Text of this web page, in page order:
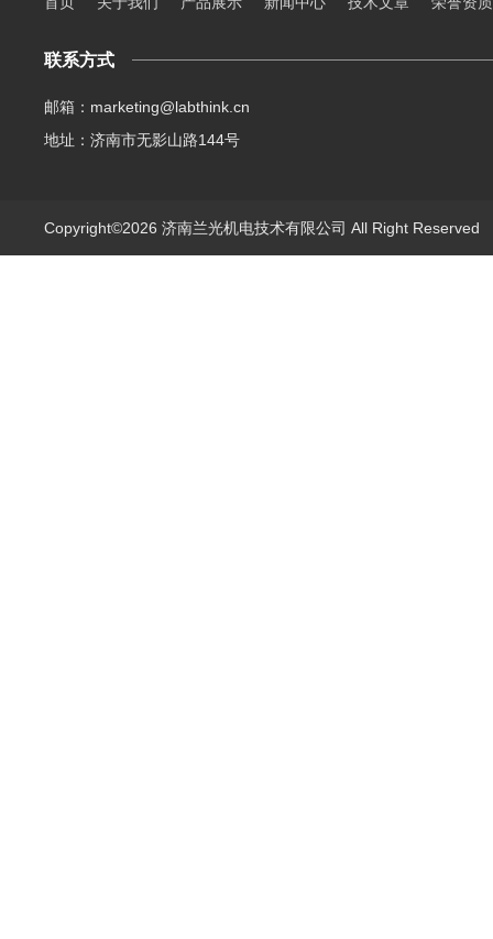
联系方式
邮箱：marketing@labthink.cn
地址：济南市无影山路144号
Copyright©2026 济南兰光机电技术有限公司 All Right